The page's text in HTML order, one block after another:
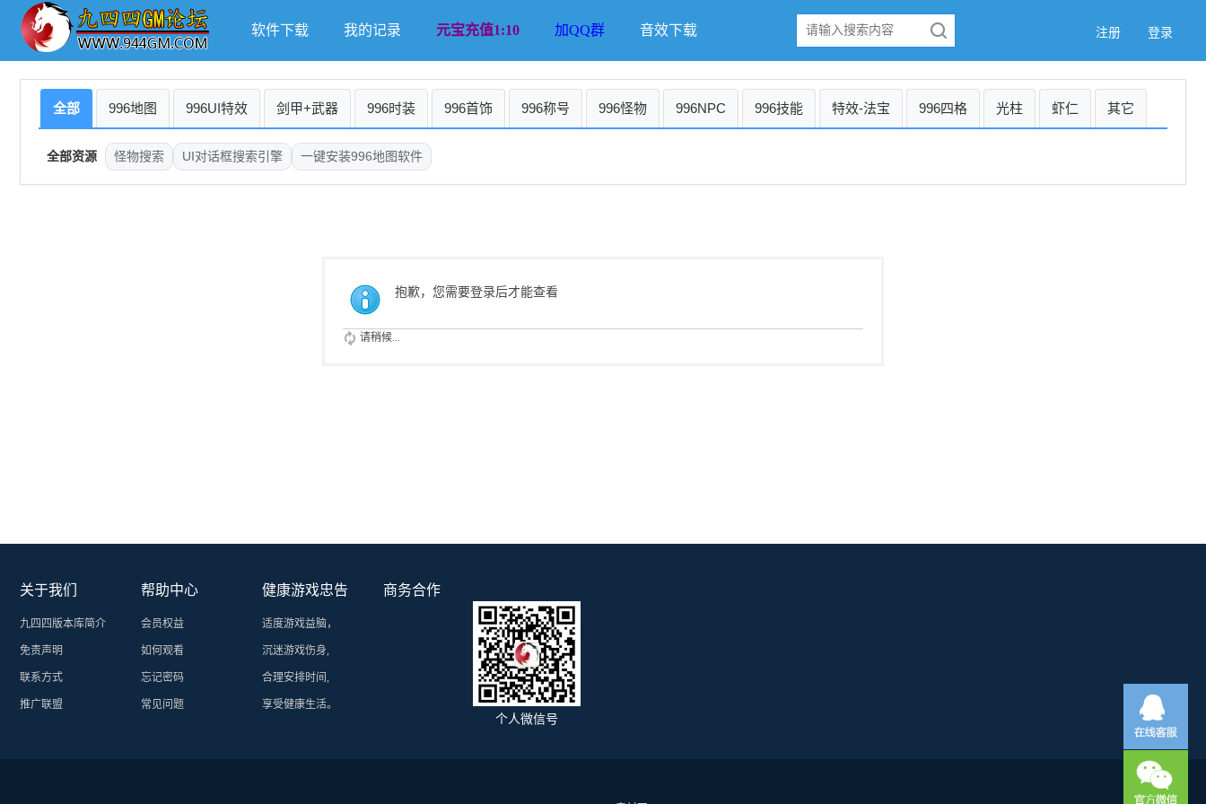
软件下载 我的记录 元宝充值1:10 加QQ群 音效下载 注册 登录
全部 996地图 996UI特效 剑甲+武器 996时装 996首饰 996称号 996怪物 996NPC 996技能 特效-法宝 996四格 光柱 虾仁 其它
全部资源 怪物搜索 UI对话框搜索引擎 一键安装996地图软件
抱歉，您需要登录后才能查看
请稍候...
关于我们
九四四版本库简介
免责声明
联系方式
推广联盟
帮助中心
会员权益
如何观看
忘记密码
常见问题
健康游戏忠告
适度游戏益脑，
沉迷游戏伤身,
合理安排时间,
享受健康生活。
商务合作
个人微信号